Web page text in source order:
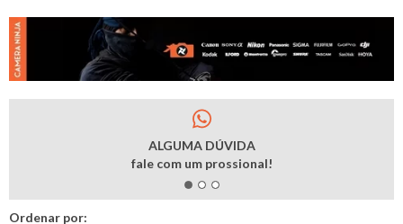
ALGUMA DÚVIDA
fale com um prossional!
Ordenar por: